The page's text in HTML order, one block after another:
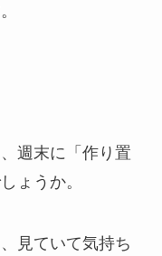
週末に「作り置
ょうか。
見ていて気持ち